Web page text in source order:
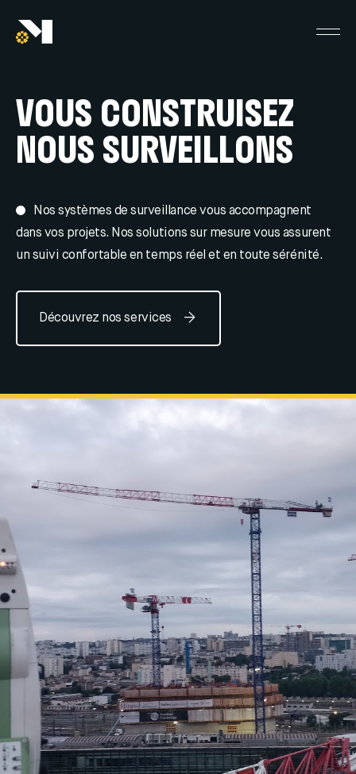
VOUS CONSTRUISEZ
NOUS SURVEILLONS
Nos systèmes de surveillance vous accompagnent
dans vos projets. Nos solutions sur mesure vous assurent
un suivi confortable en temps réel et en toute sérénité.
Découvrez nos services